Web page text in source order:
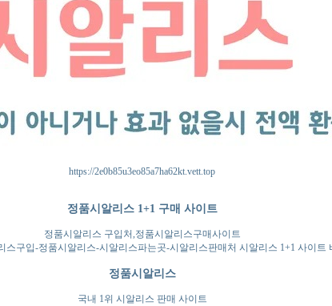
https://2e0b85u3eo85a7ha62kt.vett.top
정품시알리스 1+1 구매 사이트
정품시알리스 구입처,정품시알리스구매사이트
스구입-정품시알리스-시알리스파는곳-시알리스판매처 시알리스 1+1 사이트
정품시알리스
국내 1위 시알리스 판매 사이트